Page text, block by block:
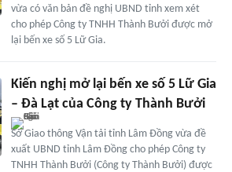
vừa có văn bản đề nghị UBND tỉnh xem xét
cho phép Công ty TNHH Thành Bưởi được mở
lại bến xe số 5 Lữ Gia.
Kiến nghị mở lại bến xe số 5 Lữ Gia
– Đà Lạt của Công ty Thành Bưởi
Sở Giao thông Vận tải tỉnh Lâm Đồng vừa đề
xuất UBND tỉnh Lâm Đồng cho phép Công ty
TNHH Thành Bưởi (Công ty Thành Bưởi) được